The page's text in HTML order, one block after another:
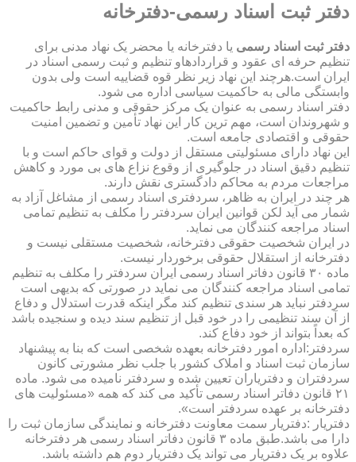
دفتر ثبت اسناد رسمی-دفترخانه
دفتر ثبت اسناد رسمی یا دفترخانه یا محضر یک نهاد مدنی برای
تنظیم حرفه ای عقود و قراردادهاو تنظیم و ثبت رسمی اسناد در
ایران است.هرچند این نهاد زیر نظر قوه قضاییه است ولی بدون
وابستگی مالی به حاکمیت سیاسی اداره می شود.
دفتر اسناد رسمی به عنوان یک مرکز حقوقی و مدنی رابط حاکمیت
و شهروندان است، مهم ترین کار این نهاد تأمین و تضمین امنیت
حقوقی و اقتصادی جامعه است.
این نهاد دارای مسئولیتی مستقل از دولت و قوای حاکم است و با
تنظیم دقیق اسناد در جلوگیری از وقوع نزاع های بی مورد و کاهش
مراجعات مردم به محاکم دادگستری نقش دارند.
هر چند در ایران به ظاهر، سردفتری اسناد رسمی از مشاغل آزاد به
شمار می آید لکن قوانین ایران سردفتر را مکلف به تنظیم تمامی
اسناد مراجعه کنندگان می نماید.
در ایران شخصیت حقوقی دفترخانه، شخصیت مستقلی نیست و
دفترخانه از استقلال حقوقی برخوردار نیست.
ماده ۳۰ قانون دفاتر اسناد رسمی ایران سردفتر را مکلف به تنظیم
تمامی اسناد مراجعه کنندگان می نماید در صورتی که بدیهی است
سردفتر نباید هر سندی تنظیم کند مگر اینکه قدرت استدلال و دفاع
از آن سند تنظیمی را در خود قبل از تنظیم سند دیده و سنجیده باشد
که بعداً بتواند از خود دفاع کند.
سردفتر:اداره امور دفترخانه بعهده شخصی است که بنا به پیشنهاد
سازمان ثبت اسناد و املاک کشور با جلب نظر مشورتی کانون
سردفتران و دفتریاران تعیین شده و سردفتر نامیده می شود. ماده
۲۱ قانون دفاتر اسناد رسمی تأکید می کند که همه «مسئولیت های
دفترخانه بر عهده سردفتر است».
دفتریار :دفتریار سمت معاونت دفترخانه و نمایندگی سازمان ثبت را
دارا می باشد.طبق ماده ۳ قانون دفاتر اسناد رسمی هر دفترخانه
علاوه بر یک دفتریار می تواند یک دفتریار دوم هم داشته باشد.